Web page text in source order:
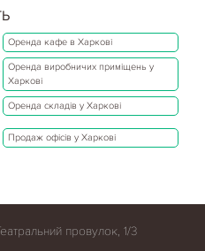
Оренда кафе в Харкові
Оренда виробничих приміщень у
Харкові
Оренда складів у Харкові
Продаж офісів у Харкові
провулок, 1/3